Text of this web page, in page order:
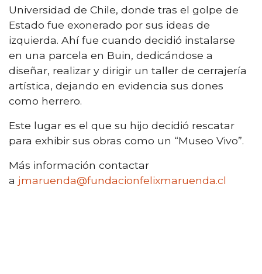
Universidad de Chile, donde tras el golpe de
Estado fue exonerado por sus ideas de
izquierda. Ahí fue cuando decidió instalarse
en una parcela en Buin, dedicándose a
diseñar, realizar y dirigir un taller de cerrajería
artística, dejando en evidencia sus dones
como herrero.
Este lugar es el que su hijo decidió rescatar
para exhibir sus obras como un “Museo Vivo”.
Más información contactar
a jmaruenda@fundacionfelixmaruenda.cl